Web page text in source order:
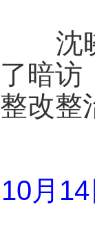
沈晓
了暗访
整改整
10月